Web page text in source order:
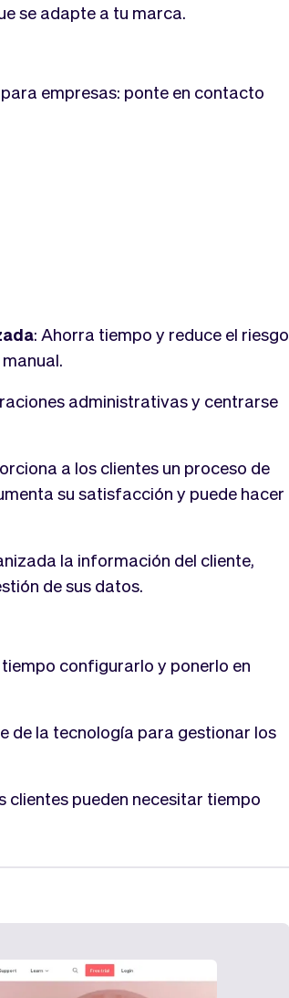
se adapte a tu marca.
empresas: ponte en contacto
: Ahorra tiempo y reduce el riesgo
administrativas y centrarse
a los clientes un proceso de
su satisfacción y puede hacer
la información del cliente,
de sus datos.
tiempo configurarlo y ponerlo en
de la tecnología para gestionar los
clientes pueden necesitar tiempo